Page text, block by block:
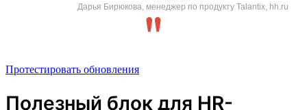
Дарья Бирюкова, менеджер по продукту Talantix, hh.ru
Протестировать обновления
Полезный блок для HR-